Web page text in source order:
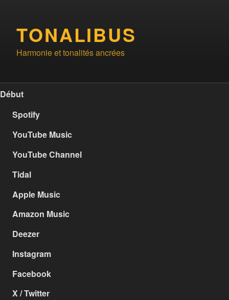
contenu
principalTONALIBUS
Harmonie et tonalités ancrées
Début
Spotify
YouTube Music
YouTube Channel
Tidal
Apple Music
Amazon Music
Deezer
Instagram
Facebook
X / Twitter